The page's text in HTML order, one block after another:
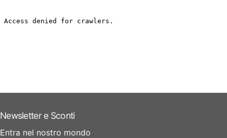
Newsletter e Sconti
Entra nel nostro mondo